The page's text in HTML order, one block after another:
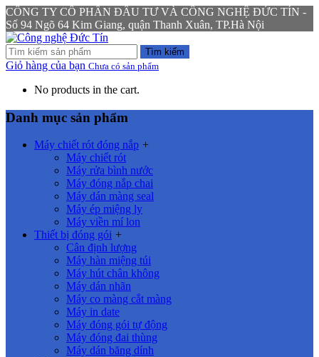
CÔNG TY CỔ PHẦN ĐẦU TƯ VÀ CÔNG NGHỆ ĐỨC TÍN -
Số 94 Ngõ 64 Kim Giang, quận Thanh Xuân, TP.Hà Nội
Tìm kiếm
Giỏ hàng của bạn Chưa có sản phẩm
No products in the cart.
Danh mục sản phẩm
Máy chiết rót đóng nắp +
Máy chiết rót
Máy rửa bình nước
Máy đóng nắp chai
Máy dán màng seal
Máy ép miệng ly
Máy viền mí lon
Thiết bị đóng gói +
Cân định lượng
Máy hàn miệng túi
Máy hút chân không
Máy dán nhãn
Máy co màng cắt màng
Máy in date
Máy đóng gói tự động
Máy đóng đai thùng
Máy dán băng dính